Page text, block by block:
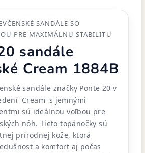
SANDÁLE SO
PRE MAXIMÁLNU STABILITU
sandále
Cream 1884B
sandále značky Ponte 20 v
'Cream' s jemnými
sú ideálnou voľbou pre
nôh. Tieto topánočky sú
prírodnej kože, ktorá
a komfort aj počas